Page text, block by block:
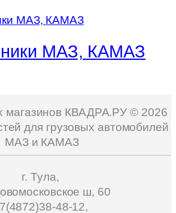
МАЗ, КАМАЗ
магазинов КВАДРА.РУ © 2026
для грузовых автомобилей
МАЗ и КАМАЗ
г. Тула,
ш, 60
48-12,